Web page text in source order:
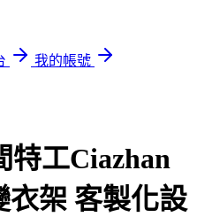
我的帳號
特工Ciazhan
衣架 客製化設